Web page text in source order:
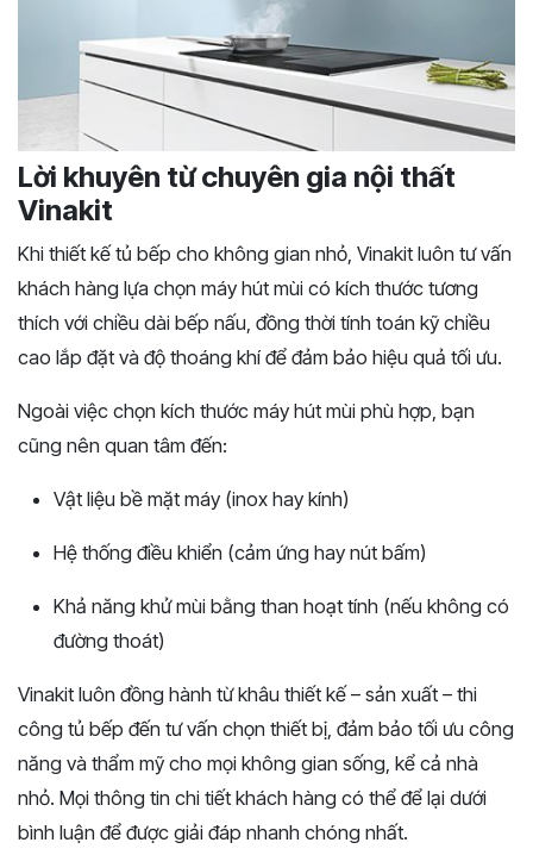
Lời khuyên từ chuyên gia nội thất
Vinakit
Khi thiết kế tủ bếp cho không gian nhỏ, Vinakit luôn tư vấn
khách hàng lựa chọn máy hút mùi có kích thước tương
thích với chiều dài bếp nấu, đồng thời tính toán kỹ chiều
cao lắp đặt và độ thoáng khí để đảm bảo hiệu quả tối ưu.
Ngoài việc chọn kích thước máy hút mùi phù hợp, bạn
cũng nên quan tâm đến:
Vật liệu bề mặt máy (inox hay kính)
Hệ thống điều khiển (cảm ứng hay nút bấm)
Khả năng khử mùi bằng than hoạt tính (nếu không có
đường thoát)
Vinakit luôn đồng hành từ khâu thiết kế – sản xuất – thi
công tủ bếp đến tư vấn chọn thiết bị, đảm bảo tối ưu công
năng và thẩm mỹ cho mọi không gian sống, kể cả nhà
nhỏ. Mọi thông tin chi tiết khách hàng có thể để lại dưới
bình luận để được giải đáp nhanh chóng nhất.